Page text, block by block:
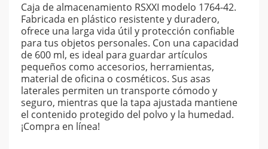
Caja de almacenamiento RSXXI modelo 1764-42.
Fabricada en plástico resistente y duradero,
ofrece una larga vida útil y protección confiable
para tus objetos personales. Con una capacidad
de 600 ml, es ideal para guardar artículos
pequeños como accesorios, herramientas,
material de oficina o cosméticos. Sus asas
laterales permiten un transporte cómodo y
seguro, mientras que la tapa ajustada mantiene
el contenido protegido del polvo y la humedad.
¡Compra en línea!